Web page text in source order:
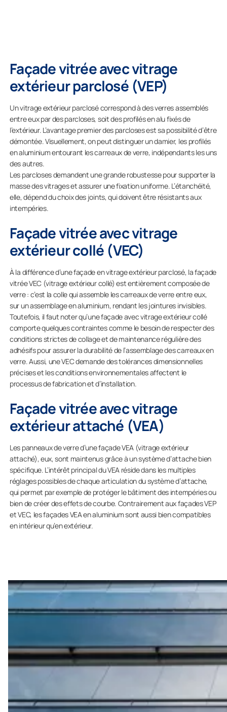
Façade vitrée avec vitrage
extérieur parclosé (VEP)
Un vitrage extérieur parclosé correspond à des verres assemblés
entre eux par des parcloses, soit des profilés en alu fixés de
l’extérieur. L’avantage premier des parcloses est sa possibilité d’être
démontée. Visuellement, on peut distinguer un damier, les profilés
en aluminium entourant les carreaux de verre, indépendants les uns
des autres.
Les parcloses demandent une grande robustesse pour supporter la
masse des vitrages et assurer une fixation uniforme. L’étanchéité,
elle, dépend du choix des joints, qui doivent être résistants aux
intempéries.
Façade vitrée avec vitrage
extérieur collé (VEC)
À la différence d’une façade en vitrage extérieur parclosé, la façade
vitrée VEC (vitrage extérieur collé) est entièrement composée de
verre : c’est la colle qui assemble les carreaux de verre entre eux,
sur un assemblage en aluminium, rendant les jointures invisibles.
Toutefois, il faut noter qu’une façade avec vitrage extérieur collé
comporte quelques contraintes comme le besoin de respecter des
conditions strictes de collage et de maintenance régulière des
adhésifs pour assurer la durabilité de l’assemblage des carreaux en
verre. Aussi, une VEC demande des tolérances dimensionnelles
précises et les conditions environnementales affectent le
processus de fabrication et d’installation.
Façade vitrée avec vitrage
extérieur attaché (VEA)
Les panneaux de verre d’une façade VEA (vitrage extérieur
attaché), eux, sont maintenus grâce à un système d’attache bien
spécifique. L’intérêt principal du VEA réside dans les multiples
réglages possibles de chaque articulation du système d’attache,
qui permet par exemple de protéger le bâtiment des intempéries ou
bien de créer des effets de courbe. Contrairement aux façades VEP
et VEC, les façades VEA en aluminium sont aussi bien compatibles
en intérieur qu’en extérieur.